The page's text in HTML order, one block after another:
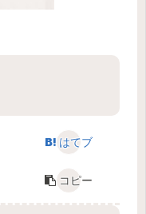
はてブ
コピー